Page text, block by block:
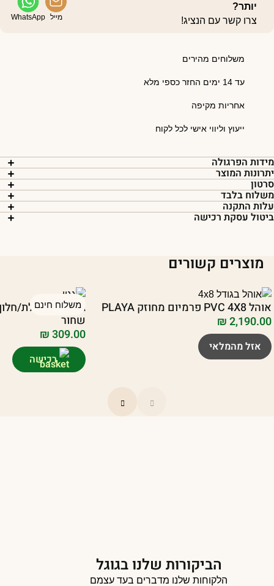
יותר?
צרו קשר עם הנציג!
מייל WhatsApp
משלוחים מהירים
עד 14 ימים החזר כספי מלא
אחריות מקיפה
ייעוץ וליווי אישי לכל לקוח
הפרגולה
המוצר
בלבד
התקנה
עסקת רכישה
מוצרים קשורים
אוהל PVC 4X8 פרמיום מחוזק PLAYA
₪2,190.00
אזל מהמלאי
משלוח חינם
שחור
₪309.00
רכישה
הביקורות שלנו בגוגל
הלקוחות שלנו מדברים בעד עצמם